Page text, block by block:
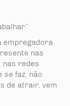
empregadora
nas
nas redes
faz, não
de atrair, vem